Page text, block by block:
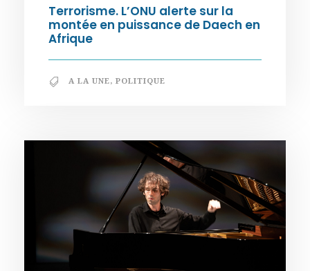
Terrorisme. L’ONU alerte sur la
montée en puissance de Daech en
Afrique
A LA UNE, POLITIQUE